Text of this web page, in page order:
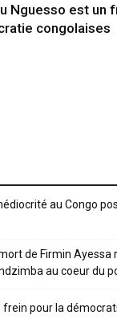
Nguesso est un
congolaises
au Congo
de Firmin Ayessa
au coeur du
frein pour la